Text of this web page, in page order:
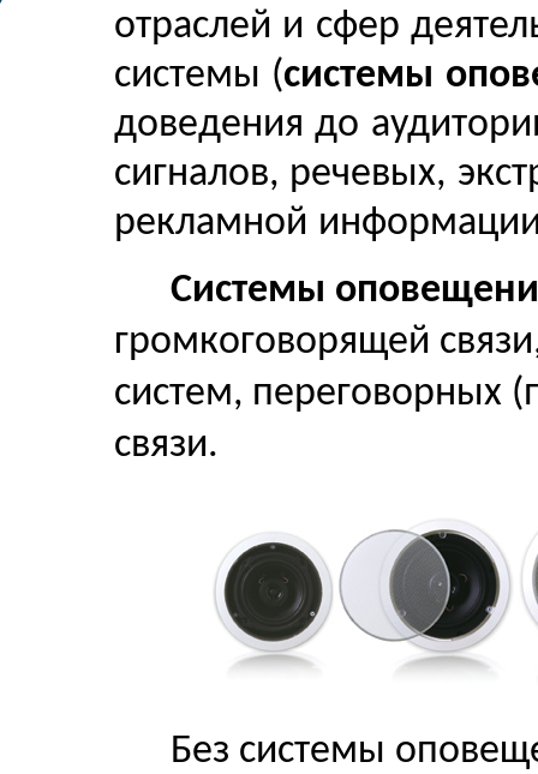
отраслей и сфер
системы (системы
доведения до
сигналов, речевых,
рекламной
Системы
громкоговорящей
систем, переговорных
связи.
Без системы